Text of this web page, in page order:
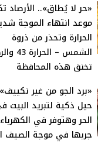
«حر لا يُطاق»..
موعد انتهاء الموجة
الحرارة وتحذر من ذروة
الشمس –
تخنق هذه المحافظة
حيل ذكية لتبريد البيت
الحر وهتوفر في
جربها في موجة الصيف